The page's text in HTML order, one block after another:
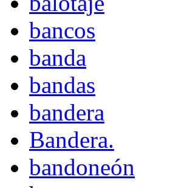
bancos
banda
bandas
bandera
Bandera.
bandoneón